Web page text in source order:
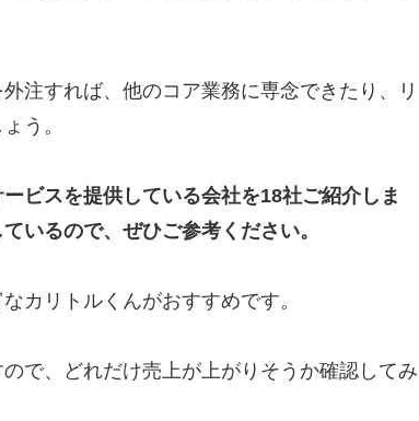
取締役メッセージ（株本祐己）
業務委託
動画ディレクター
インターン
注すれば、他のコア業務に専念できたり、リ
う。
ビスを提供している会社を18社ご紹介しま
いるので、ぜひご参考ください。
カリトルくんがおすすめです。
で、どれだけ売上が上がりそうか確認してみ